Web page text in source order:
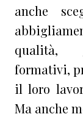
anche
qualità,
formativi,
il loro
Ma anche